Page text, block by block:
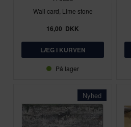
Wall card, Lime stone
16,00 DKK
På lager
Nyhed